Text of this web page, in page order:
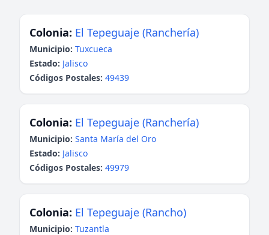
Colonia: El Tepeguaje (Ranchería)
Municipio: Tuxcueca
Estado: Jalisco
Códigos Postales: 49439
Colonia: El Tepeguaje (Ranchería)
Municipio: Santa María del Oro
Estado: Jalisco
Códigos Postales: 49979
Colonia: El Tepeguaje (Rancho)
Municipio: Tuzantla